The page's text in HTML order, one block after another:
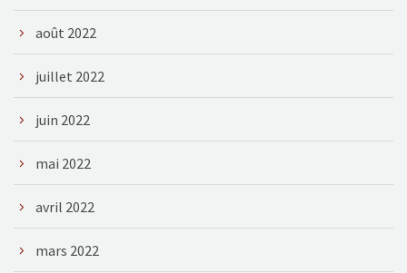
août 2022
juillet 2022
juin 2022
mai 2022
avril 2022
mars 2022